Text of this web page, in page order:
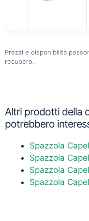
Prezzi e disponibilità
recupero.
Altri prodotti della
potrebbero
Spazzola
Spazzola
Spazzola
Spazzola